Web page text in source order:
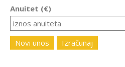
Anuitet (€)
Novi unos Izračunaj